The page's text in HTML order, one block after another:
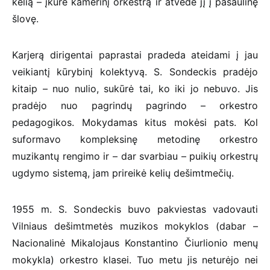
šlovę.
Karjerą dirigentai paprastai pradeda ateidami į jau
veikiantį kūrybinį kolektyvą. S. Sondeckis pradėjo
kitaip – nuo nulio, sukūrė tai, ko iki jo nebuvo. Jis
pradėjo nuo pagrindų pagrindo – orkestro
pedagogikos. Mokydamas kitus mokėsi pats. Kol
suformavo kompleksinę metodinę orkestro
muzikantų rengimo ir – dar svarbiau – puikių orkestrų
ugdymo sistemą, jam prireikė kelių dešimtmečių.
1955 m. S. Sondeckis buvo pakviestas vadovauti
Vilniaus dešimtmetės muzikos mokyklos (dabar –
Nacionalinė Mikalojaus Konstantino Čiurlionio menų
mokykla) orkestro klasei. Tuo metu jis neturėjo nei